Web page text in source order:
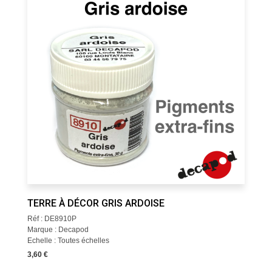
TERRE À DÉCOR GRIS ARDOISE
Réf : DE8910P
Marque : Decapod
Echelle : Toutes échelles
3,60 €